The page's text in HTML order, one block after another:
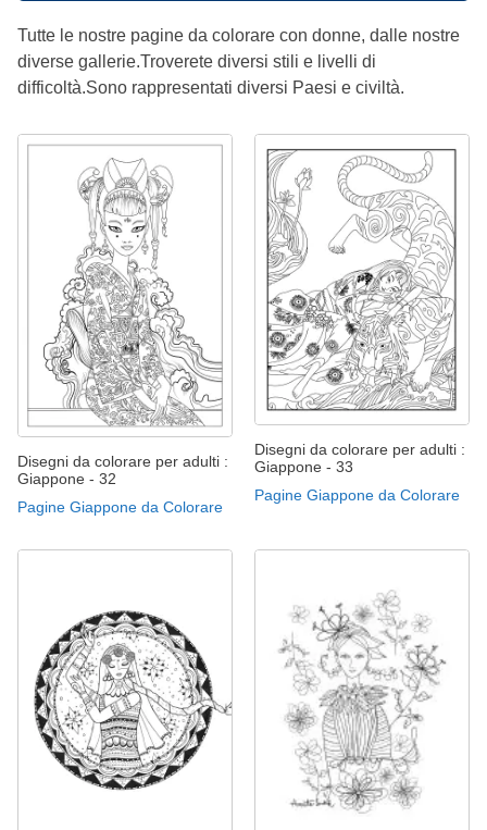
Tutte le nostre pagine da colorare con donne, dalle nostre
diverse gallerie.Troverete diversi stili e livelli di
difficoltà.Sono rappresentati diversi Paesi e civiltà.
Disegni da colorare per adulti :
Giappone - 32
Pagine Giappone da Colorare
Disegni da colorare per adulti :
Giappone - 33
Pagine Giappone da Colorare